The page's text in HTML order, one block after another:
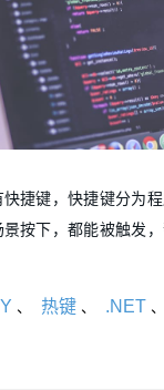
捷键，快捷键分为
景按下，都能被触发
、 热键 、 .NET 、